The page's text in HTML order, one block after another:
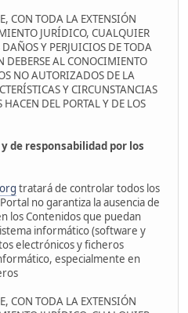
CON TODA LA EXTENSIÓN
JURÍDICO, CUALQUIER
Y PERJUICIOS DE TODA
DEBERSE AL CONOCIMIENTO
NO AUTORIZADOS DE LA
Y CIRCUNSTANCIAS
DEL PORTAL Y DE LOS
de responsabilidad por los
tratará de controlar todos los
no garantiza la ausencia de
los Contenidos que puedan
informático (software y
electrónicos y ficheros
especialmente en
CON TODA LA EXTENSIÓN